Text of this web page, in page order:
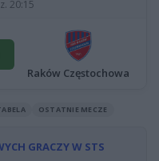
20:15
Raków Częstochowa
OSTATNIE MECZE
GRACZY W STS